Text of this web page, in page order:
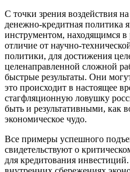
С точки зрения воздействия
денежно-кредитная политика
инструментом, находящимся в
отличие от научно-
политики, для достижения
целенаправленной сложной
быстрые результаты. Они
это происходит в настоящее
стагфляционную ловушку
быть и результативными, как
экономическое чудо.
Все примеры успешного
свидетельствуют о
для кредитования